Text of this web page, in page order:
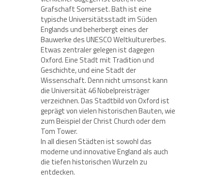
Grafschaft Somerset. Bath ist eine
typische Universitätsstadt im Süden
Englands und beherbergt eines der
Bauwerke des UNESCO Weltkulturerbes.
Etwas zentraler gelegen ist dagegen
Oxford. Eine Stadt mit Tradition und
Geschichte, und eine Stadt der
Wissenschaft. Denn nicht umsonst kann
die Universität 46 Nobelpreisträger
verzeichnen. Das Stadtbild von Oxford ist
geprägt von vielen historischen Bauten, wie
zum Beispiel der Christ Church oder dem
Tom Tower.
In all diesen Städten ist sowohl das
moderne und innovative England als auch
die tiefen historischen Wurzeln zu
entdecken.